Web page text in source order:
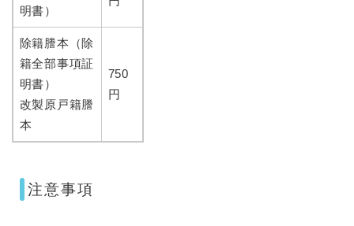
明書）
除籍謄本（除
籍全部事項証
明書）
改製原戸籍謄
本
750
円
注意事項